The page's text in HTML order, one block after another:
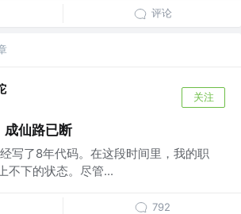
评论
关注
成仙路已断
写了8年代码。在这段时间里，我的职
不下的状态。尽管...
792